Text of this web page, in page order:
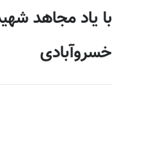
با یاد مجاهد
خسروآبادی